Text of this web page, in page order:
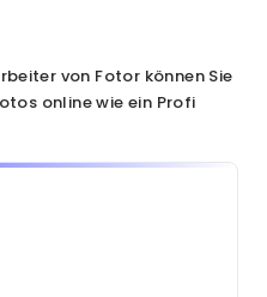
von Fotor können Sie
online wie ein Profi